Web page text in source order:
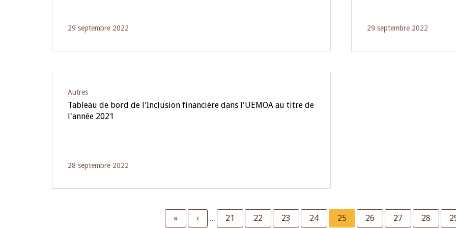
29 septembre 2022 29 septembre 2022
Autres
Tableau de bord de l'Inclusion financière dans l'UEMOA au titre de
l'année 2021
28 septembre 2022
First
«
Previous
‹ … Page
21 Page
22 Page
23 Page
24
Current
25 Page
26 Page
27 Page
28